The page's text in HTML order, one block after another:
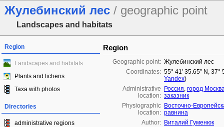
Жулебинский лес / geographic point
Landscapes and habitats
Region
Landscapes and habitats
Plants and lichens
Taxa with photos
Directories
administrative regions
Region
Geographic point: Жулебинский лес
Coordinates: 55° 41′ 35.65″ N,
Yandex)
Administrative
location:
Россия, город
заказник
Physiographic
location:
Восточно-
равнина
Author: Виталий Гуменюк